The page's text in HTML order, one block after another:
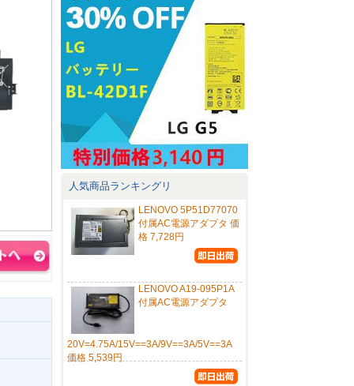
人気商品ランキングリ
LENOVO 5P51D77070
付属AC電源アダプタ 価
格 7,728円
LENOVO A19-095P1A
付属AC電源アダプタ
20V=4.75A/15V==3A/9V==3A/5V==3A
価格 5,539円